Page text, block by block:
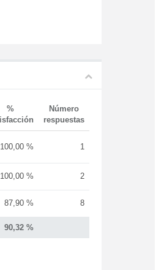
%
Número
respuestas
90,32 %
100,00 % 1
100,00 % 2
87,90 % 8